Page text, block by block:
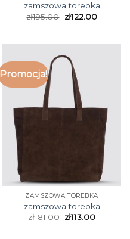
zamszowa torebka
zł195.00 zł122.00
Promocja!
ZAMSZOWA TOREBKA
zamszowa torebka
zł181.00 zł113.00